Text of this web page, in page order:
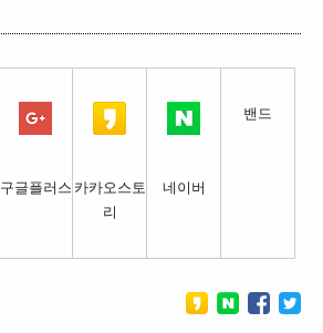
구글플러스 카카오스토
리
네이버
밴드